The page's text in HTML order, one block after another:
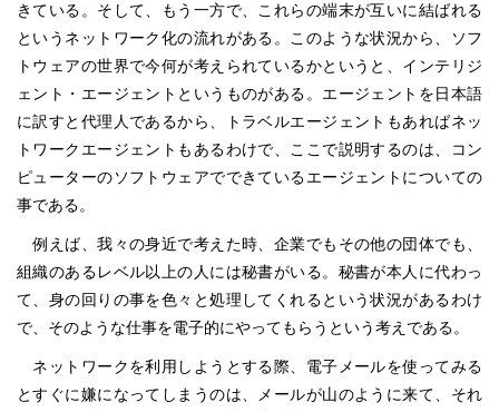
きている。そして、もう一方で、これらの端末が互いに結ばれる
というネットワーク化の流れがある。このような状況から、ソフ
トウェアの世界で今何が考えられているかというと、インテリジ
ェント・エージェントというものがある。エージェントを日本語
に訳すと代理人であるから、トラベルエージェントもあればネッ
トワークエージェントもあるわけで、ここで説明するのは、コン
ピューターのソフトウェアでできているエージェントについての
事である。
例えば、我々の身近で考えた時、企業でもその他の団体でも、
組織のあるレベル以上の人には秘書がいる。秘書が本人に代わっ
て、身の回りの事を色々と処理してくれるという状況があるわけ
で、そのような仕事を電子的にやってもらうという考えである。
ネットワークを利用しようとする際、電子メールを使ってみる
とすぐに嫌になってしまうのは、メールが山のように来て、それ